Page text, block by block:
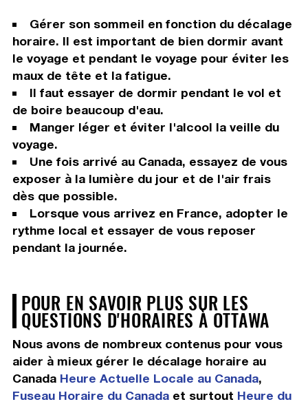
Gérer son sommeil en fonction du décalage
horaire. Il est important de bien dormir avant
le voyage et pendant le voyage pour éviter les
maux de tête et la fatigue.
Il faut essayer de dormir pendant le vol et
de boire beaucoup d'eau.
Manger léger et éviter l'alcool la veille du
voyage.
Une fois arrivé au Canada, essayez de vous
exposer à la lumière du jour et de l'air frais
dès que possible.
Lorsque vous arrivez en France, adopter le
rythme local et essayer de vous reposer
pendant la journée.
POUR EN SAVOIR PLUS SUR LES
QUESTIONS D'HORAIRES À OTTAWA
Nous avons de nombreux contenus pour vous
aider à mieux gérer le décalage horaire au
Canada Heure Actuelle Locale au Canada,
Fuseau Horaire du Canadaet surtout Heure du